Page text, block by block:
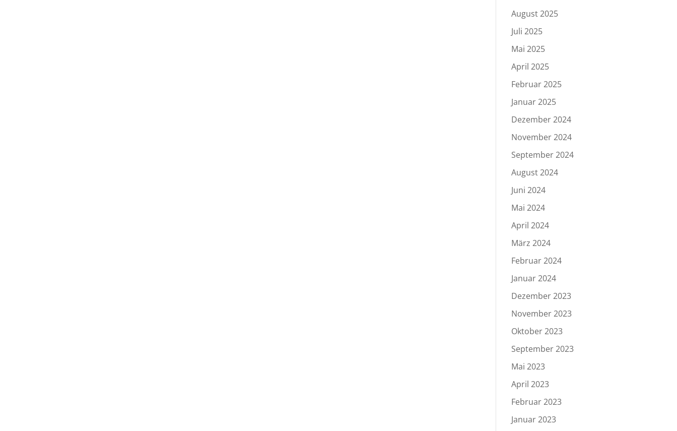
August 2025
Juli 2025
Mai 2025
April 2025
Februar 2025
Januar 2025
Dezember 2024
November 2024
September 2024
August 2024
Juni 2024
Mai 2024
April 2024
März 2024
Februar 2024
Januar 2024
Dezember 2023
November 2023
Oktober 2023
September 2023
Mai 2023
April 2023
Februar 2023
Januar 2023